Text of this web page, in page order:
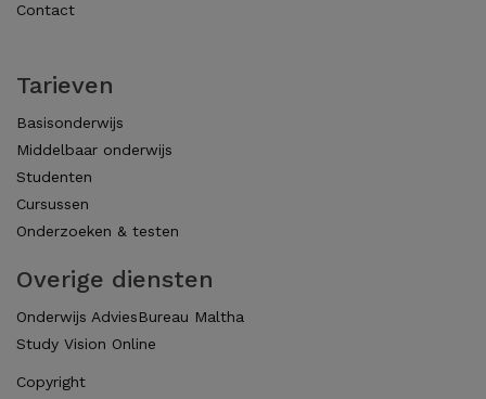
Contact
Tarieven
Basisonderwijs
Middelbaar onderwijs
Studenten
Cursussen
Onderzoeken & testen
Overige diensten
Onderwijs AdviesBureau Maltha
Study Vision Online
Copyright